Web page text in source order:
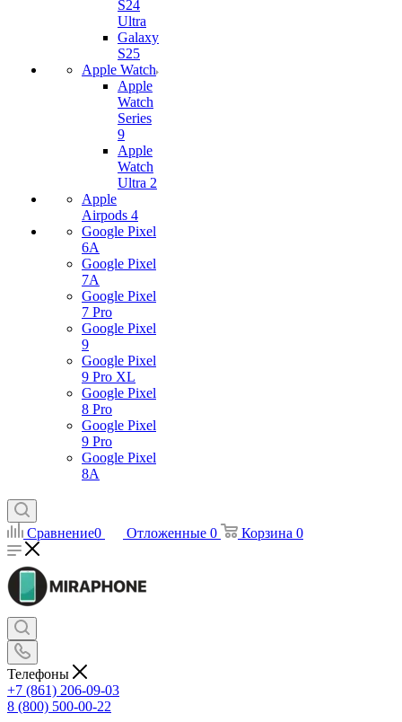
S24
Ultra
Galaxy
S25
Apple Watch
Apple
Watch
Series
9
Apple
Watch
Ultra 2
Apple
Airpods 4
Google Pixel
6A
Google Pixel
7А
Google Pixel
7 Pro
Google Pixel
9
Google Pixel
9 Pro XL
Google Pixel
8 Pro
Google Pixel
9 Pro
Google Pixel
8A
Сравнение0 Отложенные 0 Корзина 0
Телефоны
+7 (861) 206-09-03
8 (800) 500-00-22